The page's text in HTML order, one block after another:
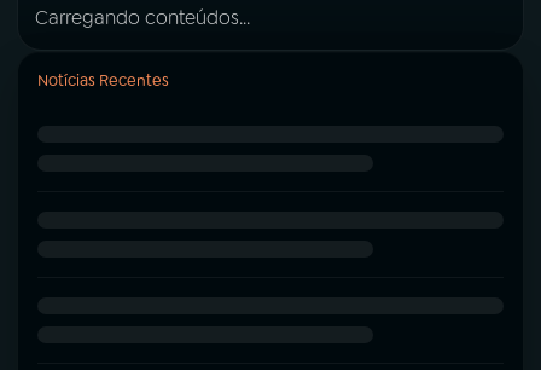
Carregando conteúdos...
Notícias Recentes